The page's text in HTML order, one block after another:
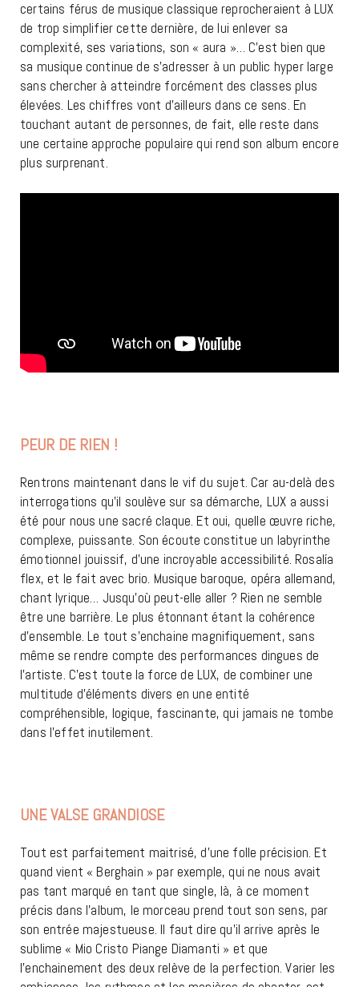
certains férus de musique classique reprocheraient à LUX
de trop simplifier cette dernière, de lui enlever sa
complexité, ses variations, son « aura »… C’est bien que
sa musique continue de s’adresser à un public hyper large
sans chercher à atteindre forcément des classes plus
élevées. Les chiffres vont d’ailleurs dans ce sens. En
touchant autant de personnes, de fait, elle reste dans
une certaine approche populaire qui rend son album encore
plus surprenant.
PEUR DE RIEN !
Rentrons maintenant dans le vif du sujet. Car au-delà des
interrogations qu’il soulève sur sa démarche, LUX a aussi
été pour nous une sacré claque. Et oui, quelle œuvre riche,
complexe, puissante. Son écoute constitue un labyrinthe
émotionnel jouissif, d’une incroyable accessibilité. Rosalía
flex, et le fait avec brio. Musique baroque, opéra allemand,
chant lyrique… Jusqu’où peut-elle aller ? Rien ne semble
être une barrière. Le plus étonnant étant la cohérence
d’ensemble. Le tout s’enchaine magnifiquement, sans
même se rendre compte des performances dingues de
l’artiste. C’est toute la force de LUX, de combiner une
multitude d’éléments divers en une entité
compréhensible, logique, fascinante, qui jamais ne tombe
dans l’effet inutilement.
UNE VALSE GRANDIOSE
Tout est parfaitement maitrisé, d’une folle précision. Et
quand vient « Berghain » par exemple, qui ne nous avait
pas tant marqué en tant que single, là, à ce moment
précis dans l’album, le morceau prend tout son sens, par
son entrée majestueuse. Il faut dire qu’il arrive après le
sublime « Mio Cristo Piange Diamanti » et que
l’enchainement des deux relève de la perfection. Varier les